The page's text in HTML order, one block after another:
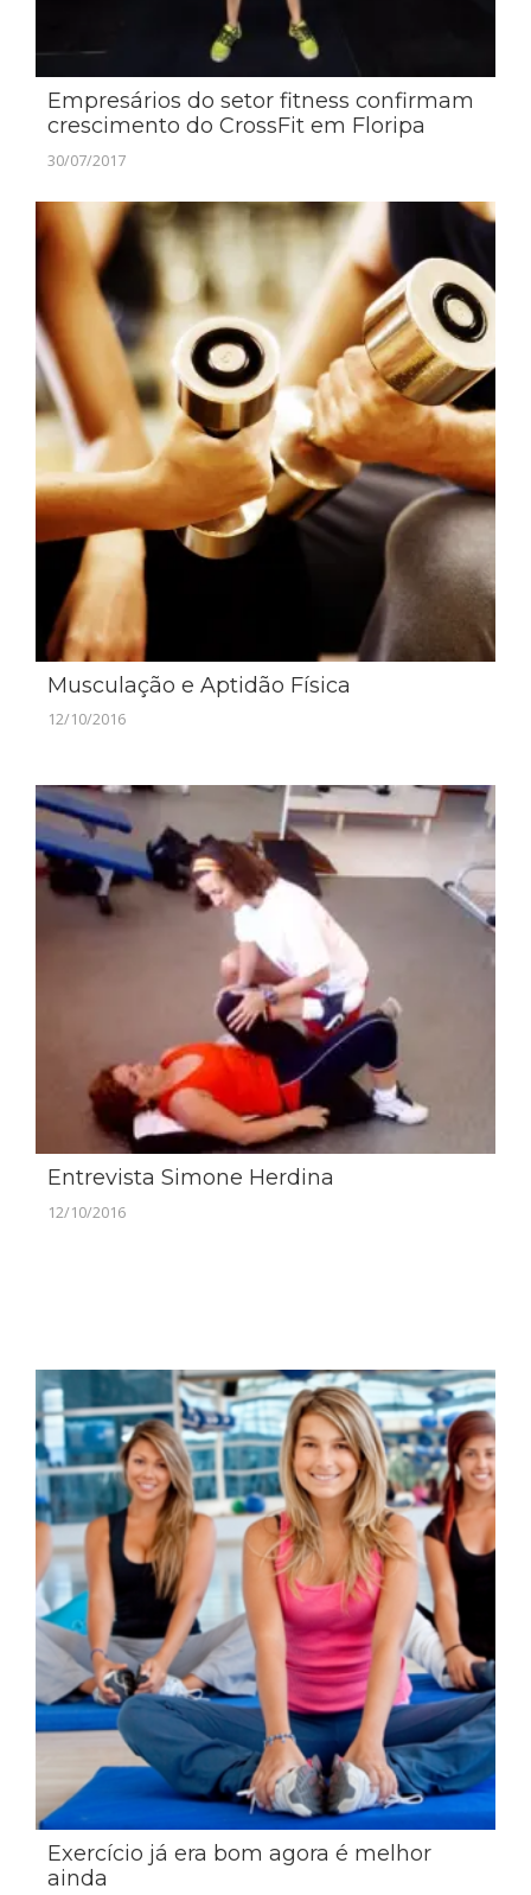
Empresários do setor fitness confirmam
crescimento do CrossFit em Floripa
30/07/2017
Musculação e Aptidão Física
12/10/2016
Entrevista Simone Herdina
12/10/2016
Exercício já era bom agora é melhor
ainda